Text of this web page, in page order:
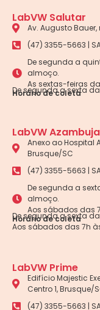
LabVW Salutar
Av. Augusto
(47) 3355-5663 |
De segunda a
almoço.
As sextas-feiras
Horário de coleta
De segunda a sexta
LabVW Azambuja
Anexo ao Hospital
Brusque/SC
(47) 3355-5663 |
De segunda a
almoço.
Aos sábados das
Horário de coleta
De segunda a sexta
Aos sábados das 7h
LabVW Prime
Edifício Majestic
Centro 1, Brusque/
(47) 3355-5663 |